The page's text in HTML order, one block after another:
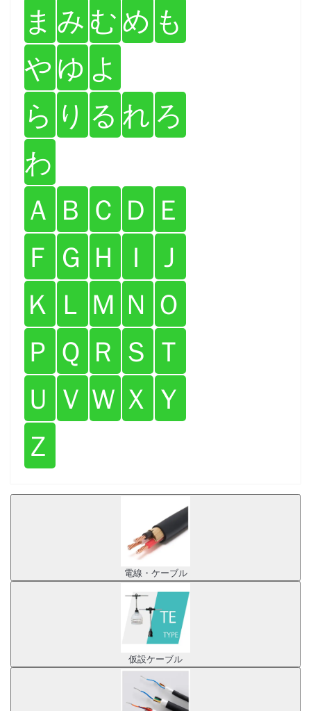
ま み むめ も
や ゆ よ
ら り る れ ろ
わ
Ａ Ｂ Ｃ Ｄ Ｅ
Ｆ Ｇ Ｈ Ｉ
Ｊ
Ｋ Ｌ Ｍ Ｎ Ｏ
Ｐ Ｑ Ｒ Ｓ Ｔ
Ｕ Ｖ Ｗ Ｘ Ｙ
Ｚ
電線・ケーブル
仮設ケーブル